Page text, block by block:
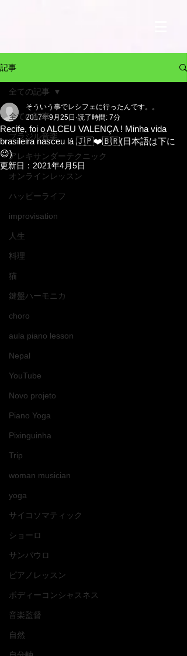
記事
全ての記事
ブラジル音楽
アレキサンダーテクニック
オンラインレッスン
ハッピーライフ
improvisation
人生
料理
猫
鍵盤ハーモニカ
choro
aula piano lesson
Nepal
YouTube
Novo projeto
Piano Yoga
Pixinguinha
Trip
woman musician
yoga
サイコソマティック
ショーロ
サンパウロ
ピアノレッスン
ボディーコンシャスネス
音楽監督
自然
全ての記事
Recife, foi o ALCEU VALENÇA ! Minha vida
brasileira nasceu lá 🇯🇵❤️🇧🇷(日本語は下に
😉)
そういう事でレシフェに行ったんです。。
2017年9月25日 読了時間: 7分
更新日： 2021年4月5日